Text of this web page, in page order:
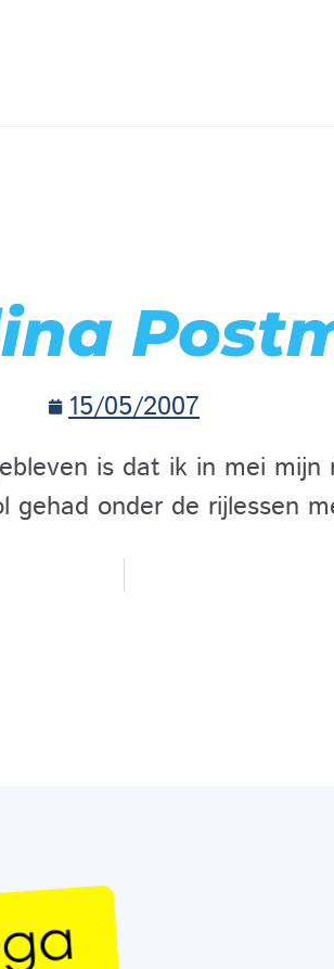
15/05/2007
is dat ik in mei mijn
gehad onder de rijlessen